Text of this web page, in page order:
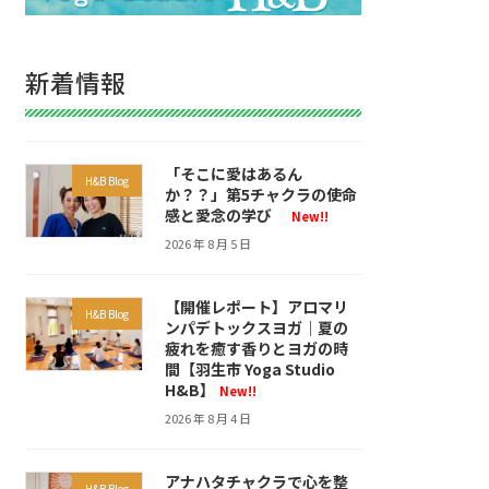
新着情報
H&B Blog
「そこに愛はあるん
か？？」第5チャクラの使命
感と愛念の学び
New!!
2026 年 8 月 5 日
H&B Blog
【開催レポート】アロマリ
ンパデトックスヨガ｜夏の
疲れを癒す香りとヨガの時
間【羽生市 Yoga Studio
H&B】
New!!
2026 年 8 月 4 日
アナハタチャクラで心を整